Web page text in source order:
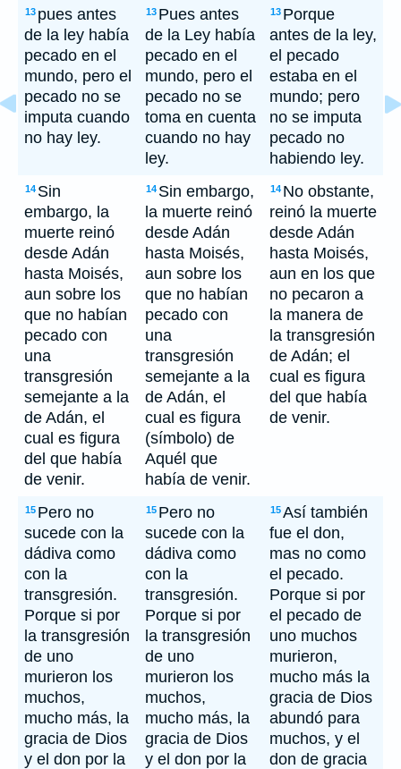
13 pues antes
de la ley había
pecado en el
mundo, pero el
pecado no se
imputa cuando
no hay ley.
13 Pues antes
de la Ley había
pecado en el
mundo, pero el
pecado no se
toma en cuenta
cuando no hay
ley.
13 Porque
antes de la ley,
el pecado
estaba en el
mundo; pero
no se imputa
pecado no
habiendo ley.
14 Sin
embargo, la
muerte reinó
desde Adán
hasta Moisés,
aun sobre los
que no habían
pecado con
una
transgresión
semejante a la
de Adán, el
cual es figura
del que había
de venir.
14 Sin embargo,
la muerte reinó
desde Adán
hasta Moisés,
aun sobre los
que no habían
pecado con
una
transgresión
semejante a la
de Adán, el
cual es figura
(símbolo) de
Aquél que
había de venir.
14 No obstante,
reinó la muerte
desde Adán
hasta Moisés,
aun en los que
no pecaron a
la manera de
la transgresión
de Adán; el
cual es figura
del que había
de venir.
15 Pero no
sucede con la
dádiva como
con la
transgresión.
Porque si por
la transgresión
de uno
murieron los
muchos,
mucho más, la
gracia de Dios
y el don por la
15 Pero no
sucede con la
dádiva como
con la
transgresión.
Porque si por
la transgresión
de uno
murieron los
muchos,
mucho más, la
gracia de Dios
y el don por la
15Así también
fue el don,
mas no como
el pecado.
Porque si por
el pecado de
uno muchos
murieron,
mucho más la
gracia de Dios
abundó para
muchos, y el
don de gracia